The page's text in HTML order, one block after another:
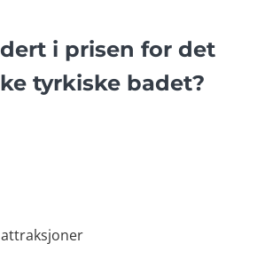
i prisen for det
tyrkiske badet?